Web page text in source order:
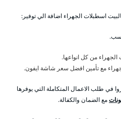
اسطبلات الجهراء اضافة الي توفير:
من كل انواعها.
مع تأمين افضل سعر شاشة ايفون.
في طلب الاعمال المتكاملة التي يوفرها
مع الضمان والكفالة.